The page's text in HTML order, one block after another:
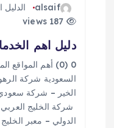
alsaif الدليل
دليل اهم الخدمات
0 (0) أهم
السعودية شركة
الخير – شركة
شركة الخليج
الدولي – معبر